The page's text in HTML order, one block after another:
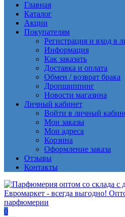
Главная
Каталог
Акции
Покупателям
Регистрация и вход в
Информация
Как заказать
Доставка и оплата
Обмен / возврат брака
Дропшиппинг
Новости магазина
Личный кабинет
Войти в личный
Мои заказы
Мои адреса
Корзина
Оформление заказа
Отзывы
Контакты
0